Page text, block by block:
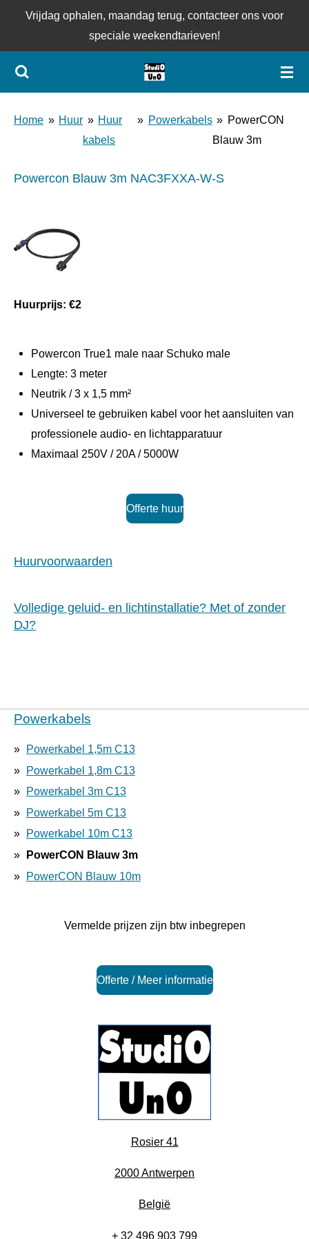
de
hoofdinhoud
Vrijdag ophalen, maandag terug, contacteer ons voor
speciale weekendtarieven!
Home » Huur » Huur
kabels
» Powerkabels » PowerCON
Blauw 3m
Powercon Blauw 3m NAC3FXXA-W-S
Huurprijs: €2
Powercon True1 male naar Schuko male
Lengte: 3 meter
Neutrik / 3 x 1,5 mm²
Universeel te gebruiken kabel voor het aansluiten van
professionele audio- en lichtapparatuur
Maximaal 250V / 20A / 5000W
Offerte huur
Huurvoorwaarden
Volledige geluid- en lichtinstallatie? Met of zonder
DJ?
Powerkabels
Powerkabel 1,5m C13
Powerkabel 1,8m C13
Powerkabel 3m C13
Powerkabel 5m C13
Powerkabel 10m C13
PowerCON Blauw 3m
PowerCON Blauw 10m
Vermelde prijzen zijn btw inbegrepen
Offerte / Meer informatie
Rosier 41
2000 Antwerpen
België
+ 32 496 903 799